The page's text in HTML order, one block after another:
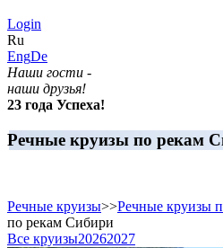
Login
Ru
EngDe
Наши гости -
наши друзья!
23 года Успеха!
Речные круизы по рекам
Речные круизы>>Речные круизы
по рекам Сибири
Все круизы20262027